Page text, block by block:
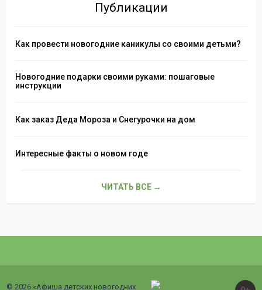
Публикации
Как провести новогодние каникулы со своими детьми?
Новогодние подарки своими руками: пошаговые
инструкции
Как заказ Деда Мороза и Снегурочки на дом
Интересные факты о новом годе
ЧИТАТЬ ВСЕ →
© 2026 «Афиша детских новогодних